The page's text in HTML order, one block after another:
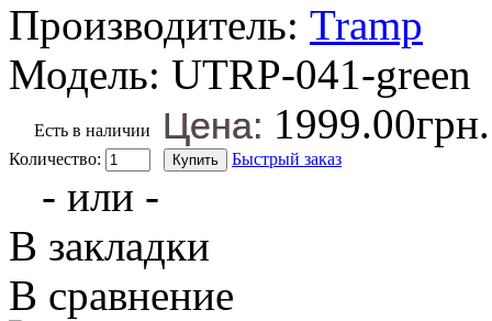
Производитель: Tramp
Модель: UTRP-041-green
Есть в наличии Цена: 1999.00грн.
Количество: Быстрый заказ
- или -
В закладки
В сравнение